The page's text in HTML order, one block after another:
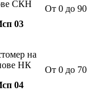
СКН
03
От 0 до 90
на
НК
04
От 0 до 70